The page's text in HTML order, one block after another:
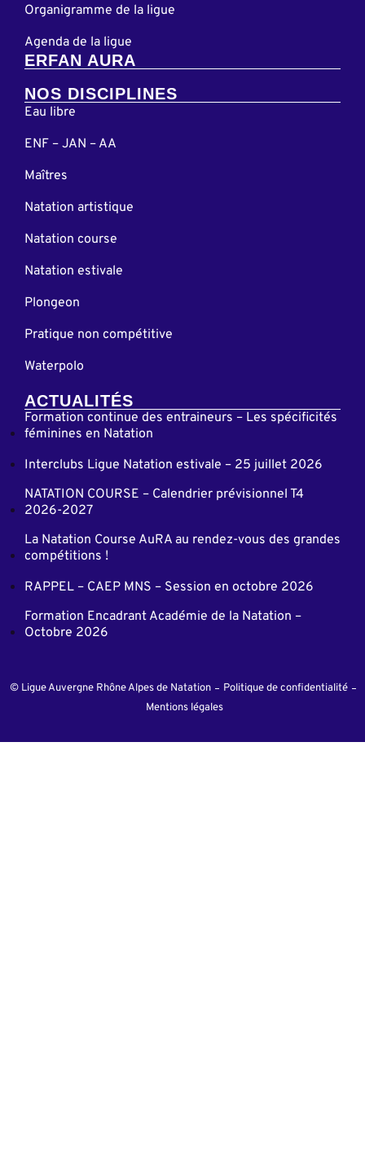
Organigramme de la ligue
Agenda de la ligue
ERFAN AURA
NOS DISCIPLINES
Eau libre
ENF – JAN – AA
Maîtres
Natation artistique
Natation course
Natation estivale
Plongeon
Pratique non compétitive
Waterpolo
ACTUALITÉS
Formation continue des entraineurs – Les spécificités
féminines en Natation
Interclubs Ligue Natation estivale – 25 juillet 2026
NATATION COURSE – Calendrier prévisionnel T4
2026-2027
La Natation Course AuRA au rendez-vous des grandes
compétitions !
RAPPEL – CAEP MNS – Session en octobre 2026
Formation Encadrant Académie de la Natation –
Octobre 2026
© Ligue Auvergne Rhône Alpes de Natation
Politique de confidentialité
Mentions légales